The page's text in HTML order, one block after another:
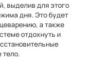
выделив для этого
дня. Это будет
а также
отдохнуть и
тело.